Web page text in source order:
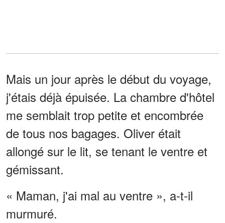
Mais un jour après le début du voyage,
j'étais déjà épuisée. La chambre d'hôtel
me semblait trop petite et encombrée
de tous nos bagages. Oliver était
allongé sur le lit, se tenant le ventre et
gémissant.
« Maman, j'ai mal au ventre », a-t-il
murmuré.